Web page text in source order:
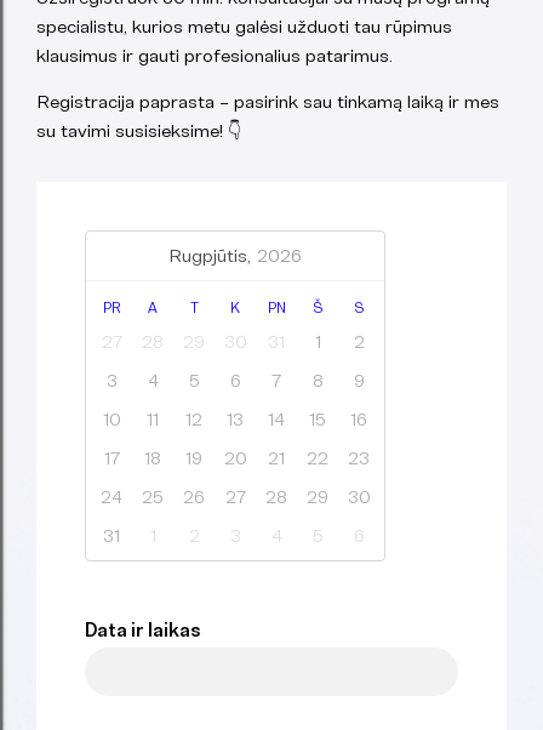
specialistu, kurios metu galėsi užduoti tau rūpimus
klausimus ir gauti profesionalius patarimus.
Registracija paprasta – pasirink sau tinkamą laiką ir mes
su tavimi susisieksime! 👇
Rugpjūtis, 2026
PR A T K PN Š S
27 28 29 30 31 1
2
3
4 5 6 7 8
9
10
11 12 13 14 15
16
17
18 19 20 21 22
23
24
25 26 27 28 29
30
31
1 2 3 4 5 6
Data ir laikas